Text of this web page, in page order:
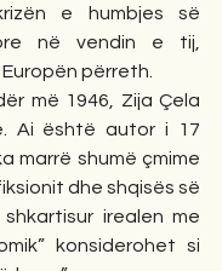
e humbjes së
në vendin e tij,
përreth.
më 1946, Zija Çela
Ai është autor i 17
marrë shumë çmime
dhe shqisës së
irealen me
konsiderohet si